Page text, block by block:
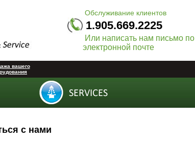
Обслуживание клиентов
1.905.669.2225
Или написать нам письмо по
электронной почте
вашего
с нами